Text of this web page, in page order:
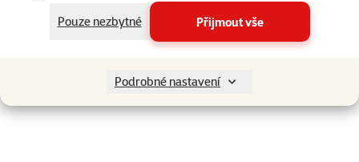
Pouze nezbytné
Přijmout vše
Podrobné nastavení